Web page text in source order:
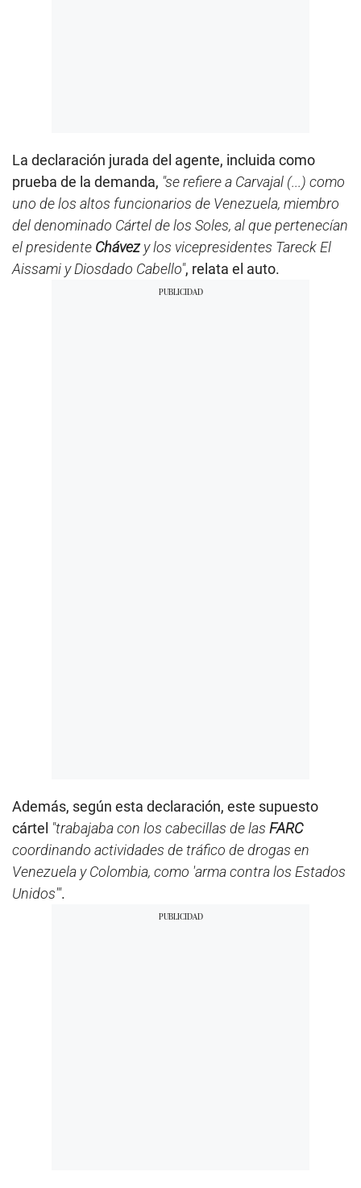
La declaración jurada del agente, incluida como
prueba de la demanda, "se refiere a Carvajal (...) como
uno de los altos funcionarios de Venezuela, miembro
del denominado Cártel de los Soles, al que pertenecían
el presidente Chávez y los vicepresidentes Tareck El
Aissami y Diosdado Cabello", relata el auto.
Además, según esta declaración, este supuesto
cártel "trabajaba con los cabecillas de las FARC
coordinando actividades de tráfico de drogas en
Venezuela y Colombia, como 'arma contra los Estados
Unidos'".